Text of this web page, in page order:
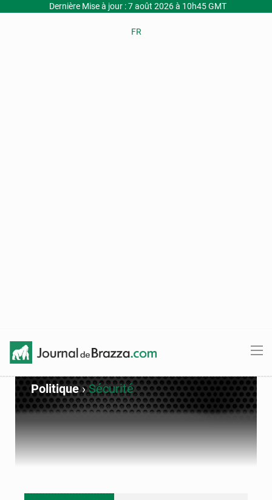
Dernière Mise à jour : 7 août 2026 à 10h45 GMT
FR
Politique›Sécurité